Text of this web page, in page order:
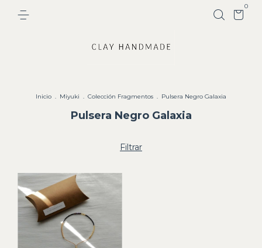
0
Inicio . Miyuki . Colección Fragmentos . Pulsera Negro Galaxia
Pulsera Negro Galaxia
Filtrar